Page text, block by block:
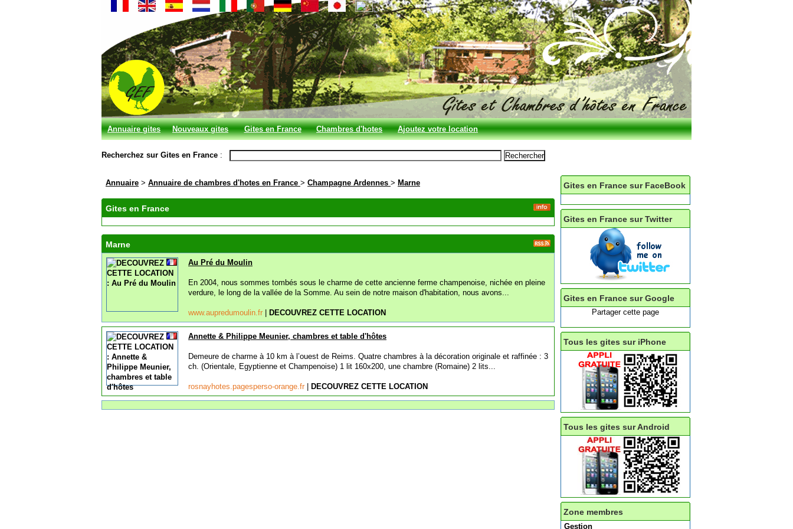
Annuaire gites Nouveaux gites
et chambres
Gites en France Chambres d'hotes
en France
Ajoutez votre location
Recherchez sur Gites en France :
Gites en France sur FaceBook
Gites en France sur Twitter
Gites en France sur Google
Partager cette page
Tous les gites sur iPhone
Tous les gites sur Android
Zone membres
Gestion
Annuaire > Annuaire de chambres d'hotes en France > Champagne Ardennes > Marne
Gites en France
Marne
Au Pré du Moulin
En 2004, nous sommes tombés sous le charme de cette ancienne ferme champenoise, nichée en pleine
verdure, le long de la vallée de la Somme. Au sein de notre maison d'habitation, nous avons...
www.aupredumoulin.fr DECOUVREZ CETTE LOCATION
Annette & Philippe Meunier, chambres et table d'hôtes
Demeure de charme à 10 km à l’ouest de Reims. Quatre chambres à la décoration originale et raffinée : 3
ch. (Orientale, Egyptienne et Champenoise) 1 lit 160x200, une chambre (Romaine) 2 lits...
rosnayhotes.pagesperso-orange.fr DECOUVREZ CETTE LOCATION